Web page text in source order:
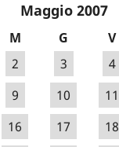
Maggio 2007
M G V
2 3 4
9 10 11
16 17 18